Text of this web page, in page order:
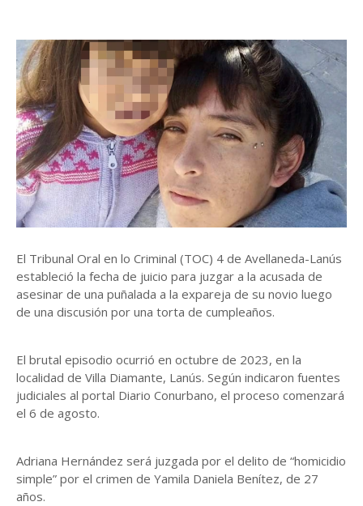
El Tribunal Oral en lo Criminal (TOC) 4 de Avellaneda-Lanús
estableció la fecha de juicio para juzgar a la acusada de
asesinar de una puñalada a la expareja de su novio luego
de una discusión por una torta de cumpleaños.
El brutal episodio ocurrió en octubre de 2023, en la
localidad de Villa Diamante, Lanús. Según indicaron fuentes
judiciales al portal Diario Conurbano, el proceso comenzará
el 6 de agosto.
Adriana Hernández será juzgada por el delito de “homicidio
simple” por el crimen de Yamila Daniela Benítez, de 27
años.